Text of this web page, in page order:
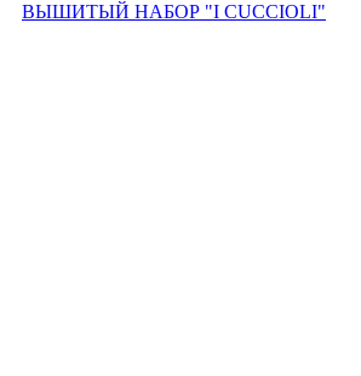
ВЫШИТЫЙ НАБОР "I CUCCIOLI"